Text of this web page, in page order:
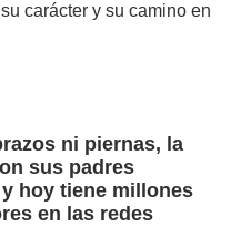
carácter y su camino en
ni piernas, la
sus padres
hoy tiene millones
en las redes